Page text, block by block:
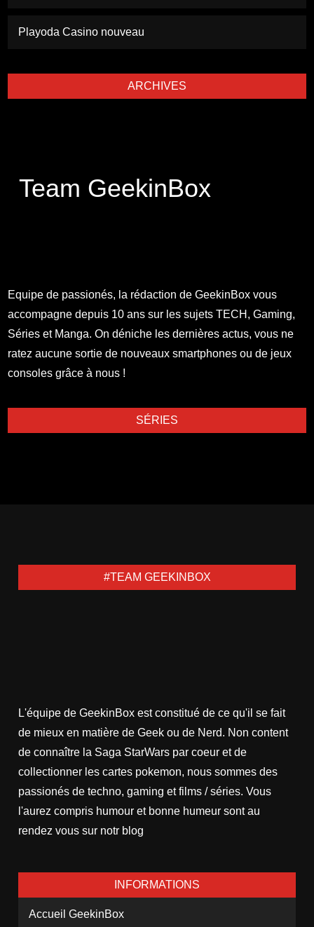
Playoda Casino nouveau
ARCHIVES
Team GeekinBox
Equipe de passionés, la rédaction de GeekinBox vous
accompagne depuis 10 ans sur les sujets TECH, Gaming,
Séries et Manga. On déniche les dernières actus, vous ne
ratez aucune sortie de nouveaux smartphones ou de jeux
consoles grâce à nous !
SÉRIES
#TEAM GEEKINBOX
L'équipe de GeekinBox est constitué de ce qu'il se fait
de mieux en matière de Geek ou de Nerd. Non content
de connaître la Saga StarWars par coeur et de
collectionner les cartes pokemon, nous sommes des
passionés de techno, gaming et films / séries. Vous
l'aurez compris humour et bonne humeur sont au
rendez vous sur notr blog
INFORMATIONS
Accueil GeekinBox